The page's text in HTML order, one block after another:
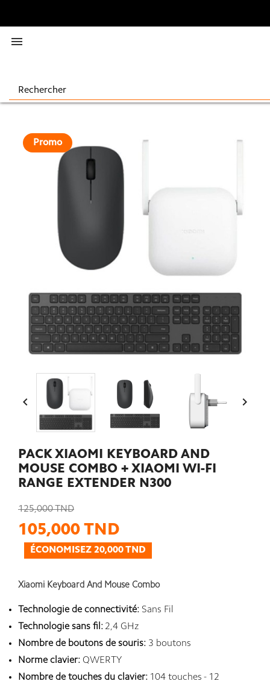

Promo
 
PACK XIAOMI KEYBOARD AND
MOUSE COMBO + XIAOMI WI-FI
RANGE EXTENDER N300
125,000 TND
105,000 TND
ÉCONOMISEZ 20,000 TND
Xiaomi Keyboard And Mouse Combo
Technologie de connectivité: Sans Fil
Technologie sans fil: 2,4 GHz
Nombre de boutons de souris: 3 boutons
Norme clavier: QWERTY
Nombre de touches du clavier: 104 touches - 12